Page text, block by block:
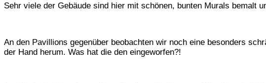
Sehr viele der Gebäude sind hier mit schönen, bunten Murals bemalt
An den Pavillions gegenüber beobachten wir noch eine besonders
der Hand herum. Was hat die den eingeworfen?!